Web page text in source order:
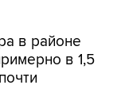
в районе
в 1,5